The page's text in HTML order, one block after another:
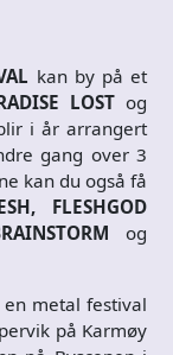
kan by på et
LOSTog
i år arrangert
gang over 3
kan du også få
FLESHGOD
og
metal festival
på Karmøy